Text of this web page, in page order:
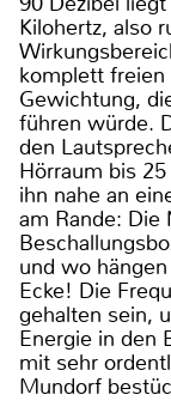
Kilohertz, also
komplett
Gewichtung,
führen würde.
den
Hörraum bis
ihn nahe an
am Rande: Die
und wo
Ecke! Die
gehalten sein,
Energie in den
mit sehr
Mundorf